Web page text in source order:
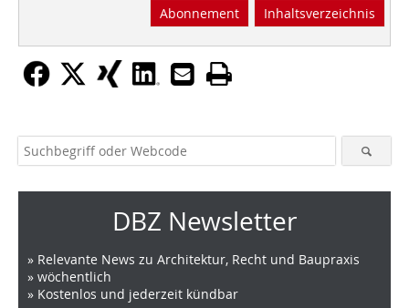
Abonnement Inhaltsverzeichnis
DBZ Newsletter
» Relevante News zu Architektur, Recht und Baupraxis
» wöchentlich
» Kostenlos und jederzeit kündbar